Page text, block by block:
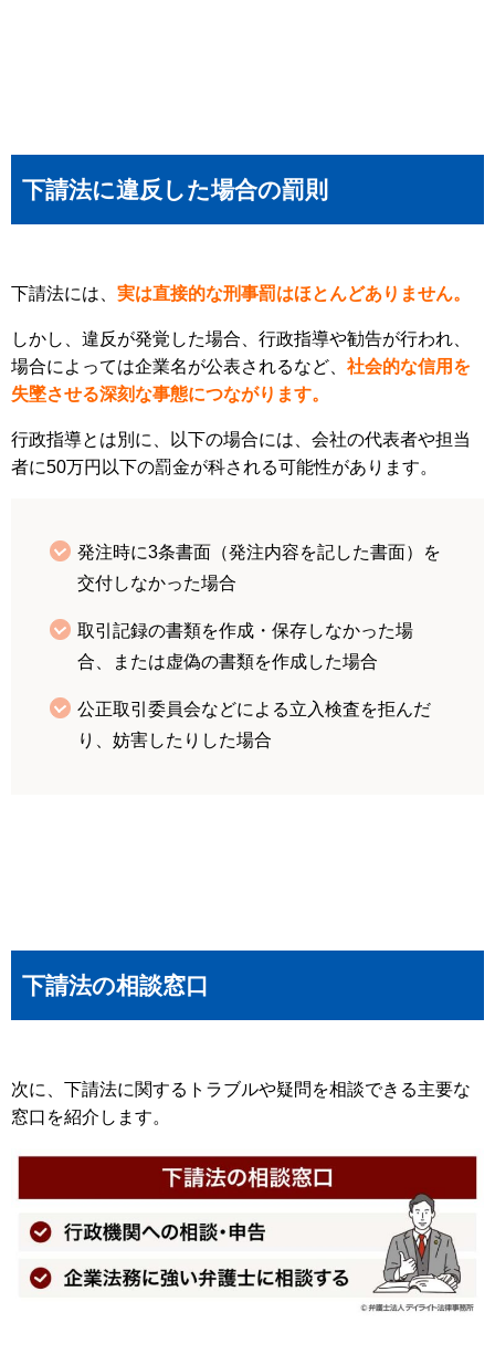
下請法に違反した場合の罰則
下請法には、 実は直接的な刑事罰はほとんどありません。
しかし、違反が発覚した場合、行政指導や勧告が行われ、
場合によっては企業名が公表されるなど、 社会的な信用を
失墜させる深刻な事態につながります。
行政指導とは別に、以下の場合には、会社の代表者や担当
者に50万円以下の罰金が科される可能性があります。
発注時に3条書面（発注内容を記した書面）を
交付しなかった場合
取引記録の書類を作成・保存しなかった場
合、または虚偽の書類を作成した場合
公正取引委員会などによる立入検査を拒んだ
り、妨害したりした場合
下請法の相談窓口
次に、下請法に関するトラブルや疑問を相談できる主要な
窓口を紹介します。